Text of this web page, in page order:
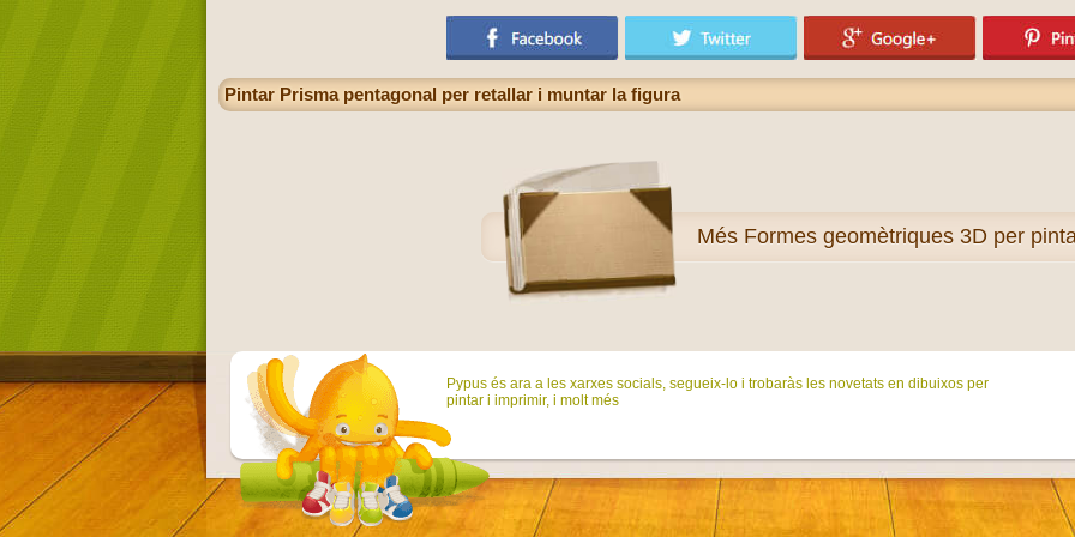
Pintar Prisma pentagonal per retallar i muntar la figura
Més Formes geomètriques 3D per
Pypus és ara a les xarxes socials, segueix-lo i trobaràs les novetats en dibuixos per
pintar i imprimir, i molt més